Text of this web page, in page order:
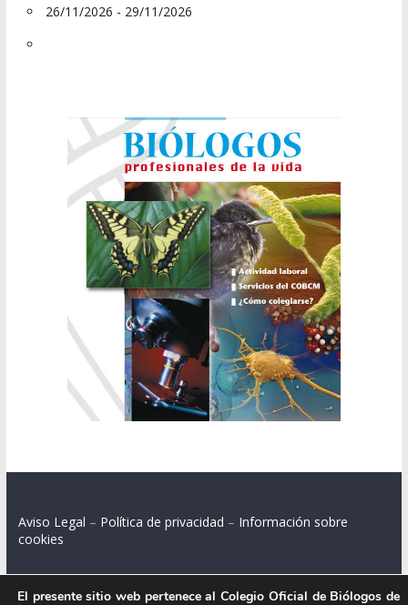
26/11/2026 - 29/11/2026
Aviso Legal – Política de privacidad – Información sobre
cookies
El presente sitio web pertenece al Colegio Oficial de Biólogos de